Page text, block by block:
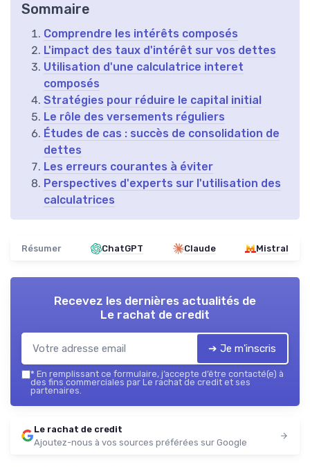
Sommaire
Comprendre les intérêts composés
L'impact des taux d'intérêt sur vos dettes
Utilisation d'une calculatrice interet
composés
Stratégies pour réduire le capital initial
Le rôle des versements réguliers
Études de cas : succès de consolidation de
dettes
Les erreurs courantes à éviter
Perspectives d'experts sur l'utilisation des
calculatrices
Résumer ChatGPT Claude Mistral
Recevez les dernières actualités de
Le rachat de credit
➔ Je m'inscris
* En remplissant ce formulaire, j’accepte d’être contacté(e) à
des fins commerciales par Le rachat de credit et ses
partenaires.
Le rachat de credit
Ajoutez-nous à vos sources préférées sur Google